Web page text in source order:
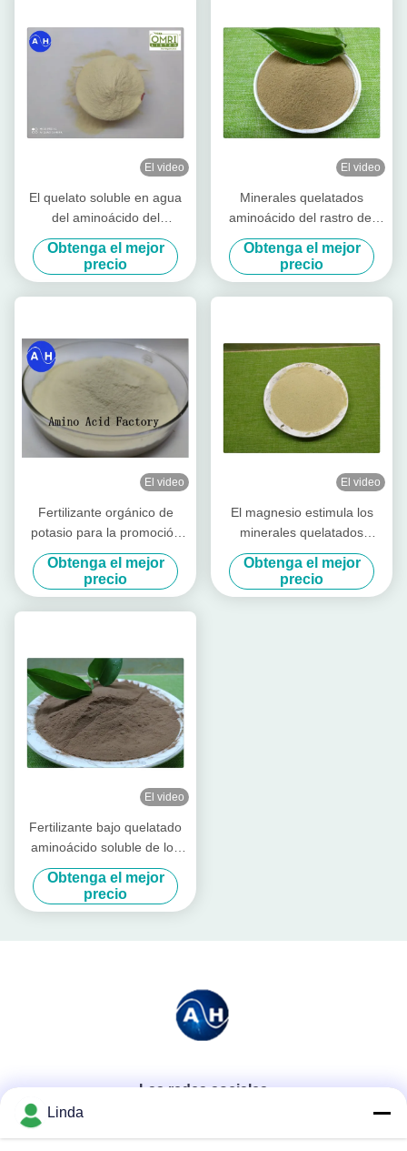
El video
El quelato soluble en agua
del aminoácido del
magnesio del cinc del boro
se pulveriza libremente
Obtenga el mejor
precio
El video
Minerales quelatados
aminoácido del rastro del
potasio del 40% para el
establecimiento del plátano
Obtenga el mejor
precio
El video
Fertilizante orgánico de
potasio para la promoción
de colorantes de frutas
Obtenga el mejor
precio
El video
El magnesio estimula los
minerales quelatados
aminoácido del crecimiento
vegetal para el fertilizante
orgánico foliar
Obtenga el mejor
precio
El video
Fertilizante bajo quelatado
aminoácido soluble de los
elementos del fósforo de los
minerales del polvo
Obtenga el mejor
precio
Las redes sociales
Linda